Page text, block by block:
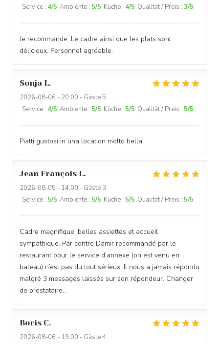
Service : 4/5 Ambiente : 5/5 Küche : 4/5 Qualität / Preis : 3/5
Je recommande. Le cadre ainsi que les plats sont
délicieux. Personnel agréable.
Sonja L
2026-08-06 - 20:00 - Gäste 5
Service : 4/5 Ambiente : 5/5 Küche : 5/5 Qualität / Preis : 5/5
Piatti gustosi in una location molto bella
Jean François L
2026-08-05 - 14:00 - Gäste 3
Service : 5/5 Ambiente : 5/5 Küche : 5/5 Qualität / Preis : 5/5
Cadre magnifique, belles assiettes et accueil
sympathique. Par contre Damir recommandé par le
restaurant pour le service d’annexe (on est venu en
bateau) n’est pas du tout sérieux. Il nous a jamais répondu
malgré 3 messages laissés sur son répondeur. Changer
de prestataire…
Boris C
2026-08-06 - 19:00 - Gäste 4